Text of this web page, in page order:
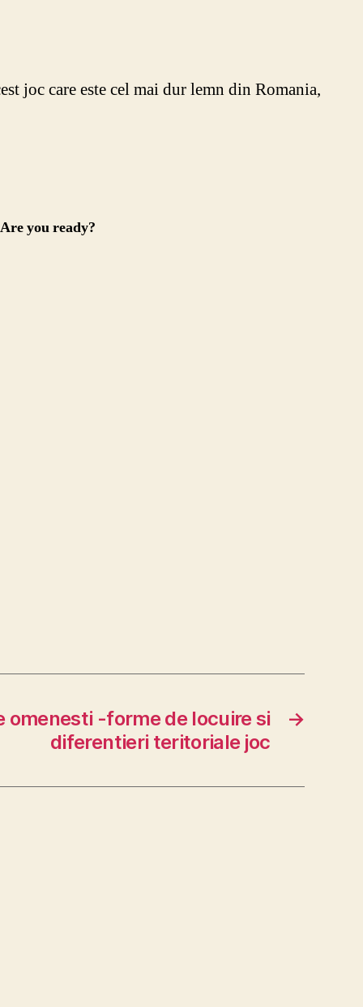
joc care este cel mai dur lemn din Romania,
you ready?
→
omenesti -forme de locuire si
diferentieri teritoriale joc